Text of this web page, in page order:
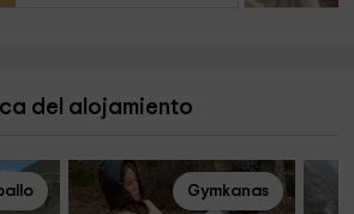
del alojamiento
Gymkanas